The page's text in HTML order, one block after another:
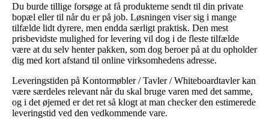
Du burde tillige forsøge at få produkterne sendt til din private
bopæl eller til når du er på job. Løsningen viser sig i mange
tilfælde lidt dyrere, men endda særligt praktisk. Den mest
prisbevidste mulighed for levering vil dog i de fleste tilfælde
være at du selv henter pakken, som dog beroer på at du opholder
dig med kort afstand til online virksomhedens adresse.
Leveringstiden på Kontormøbler / Tavler / Whiteboardtavler kan
være særdeles relevant når du skal bruge varen med det samme,
og i det øjemed er det ret så klogt at man checker den estimerede
leveringstid ved den vedkommende vare.